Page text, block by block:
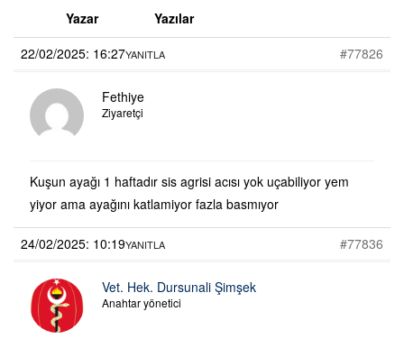
Yazar
Yazılar
22/02/2025: 16:27
#77826
YANITLA
Fethiye
Ziyaretçi
Kuşun ayağı 1 haftadır sis agrisi acısı yok uçabiliyor yem
yiyor ama ayağını katlamiyor fazla basmıyor
24/02/2025: 10:19 #77836
YANITLA
Vet. Hek. Dursunali Şimşek
Anahtar yönetici